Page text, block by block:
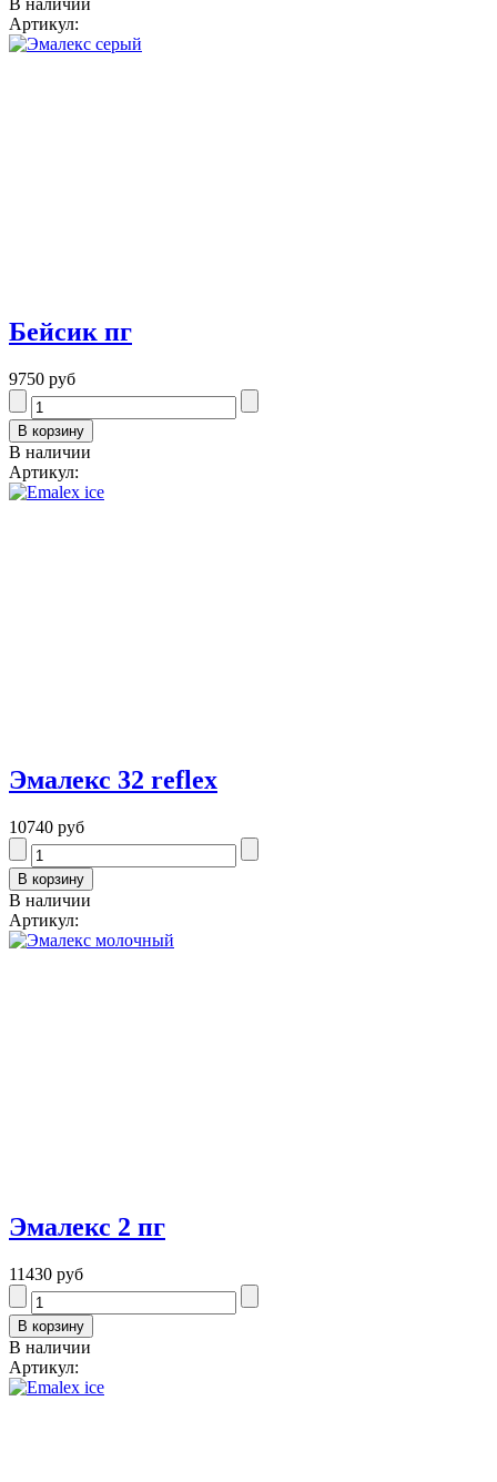
В наличии
Артикул:
Бейсик пг
9750 руб
В наличии
Артикул:
Эмалекс 32 reflex
10740 руб
В наличии
Артикул:
Эмалекс 2 пг
11430 руб
В наличии
Артикул: